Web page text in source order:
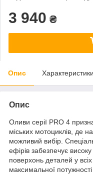
3 940 ₴
Опис Характеристики
Опис
Оливи серії PRO 4
міських мотоциклів, де
можливий вибір.
ефірів забезпечує високу
поверхонь деталей у
максимальної